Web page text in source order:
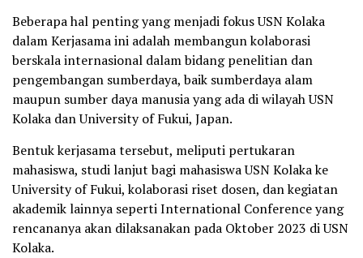
Beberapa hal penting yang menjadi fokus USN Kolaka
dalam Kerjasama ini adalah membangun kolaborasi
berskala internasional dalam bidang penelitian dan
pengembangan sumberdaya, baik sumberdaya alam
maupun sumber daya manusia yang ada di wilayah USN
Kolaka dan University of Fukui, Japan.
Bentuk kerjasama tersebut, meliputi pertukaran
mahasiswa, studi lanjut bagi mahasiswa USN Kolaka ke
University of Fukui, kolaborasi riset dosen, dan kegiatan
akademik lainnya seperti International Conference yang
rencananya akan dilaksanakan pada Oktober 2023 di USN
Kolaka.